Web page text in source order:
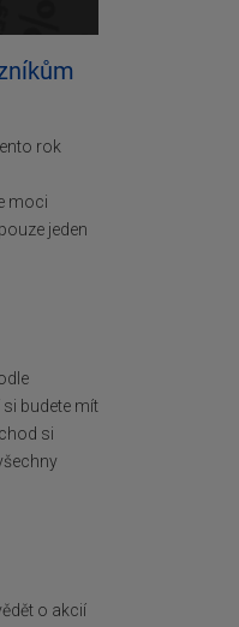
rok
moci
jeden
budete mít
si
o akcií